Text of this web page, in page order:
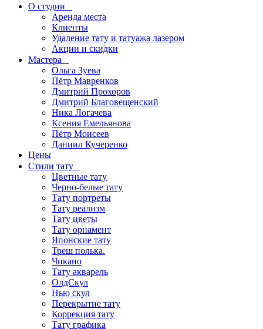
О студии
Аренда места
Клиенты
Удаление тату и татуажа лазером
Акции и скидки
Мастера
Ольга Зуева
Пётр Мавренков
Дмитрий Прохоров
Дмитрий Благовещенский
Ника Логачева
Ксения Емельянова
Пётр Моисеев
Даниил Кучеренко
Цены
Стили тату
Цветные тату
Черно-белые тату
Тату портреты
Тату реализм
Тату цветы
Тату орнамент
Японские тату
Треш полька.
Чикано
Тату акварель
ОлдСкул
Нью скул
Перекрытие тату
Коррекция тату
Тату графика